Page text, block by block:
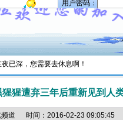
用户密码：
已深，您需要去休息啊！
猩猩遭弃三年后重新见到人
频道 时间：2016-02-23